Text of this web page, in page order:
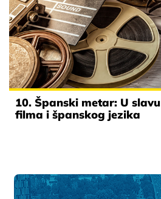
10. Španski metar: U slavu
filma i španskog jezika